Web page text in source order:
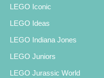
LEGO Iconic
LEGO Ideas
LEGO Indiana Jones
LEGO Juniors
LEGO Jurassic World